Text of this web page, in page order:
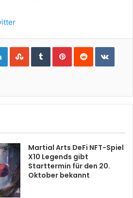
LinkedInStumbleUpon
TumblrPinterestReddit
Martial Arts DeFi NFT-Spiel
X10 Legends gibt
Starttermin für den 20.
Oktober bekannt